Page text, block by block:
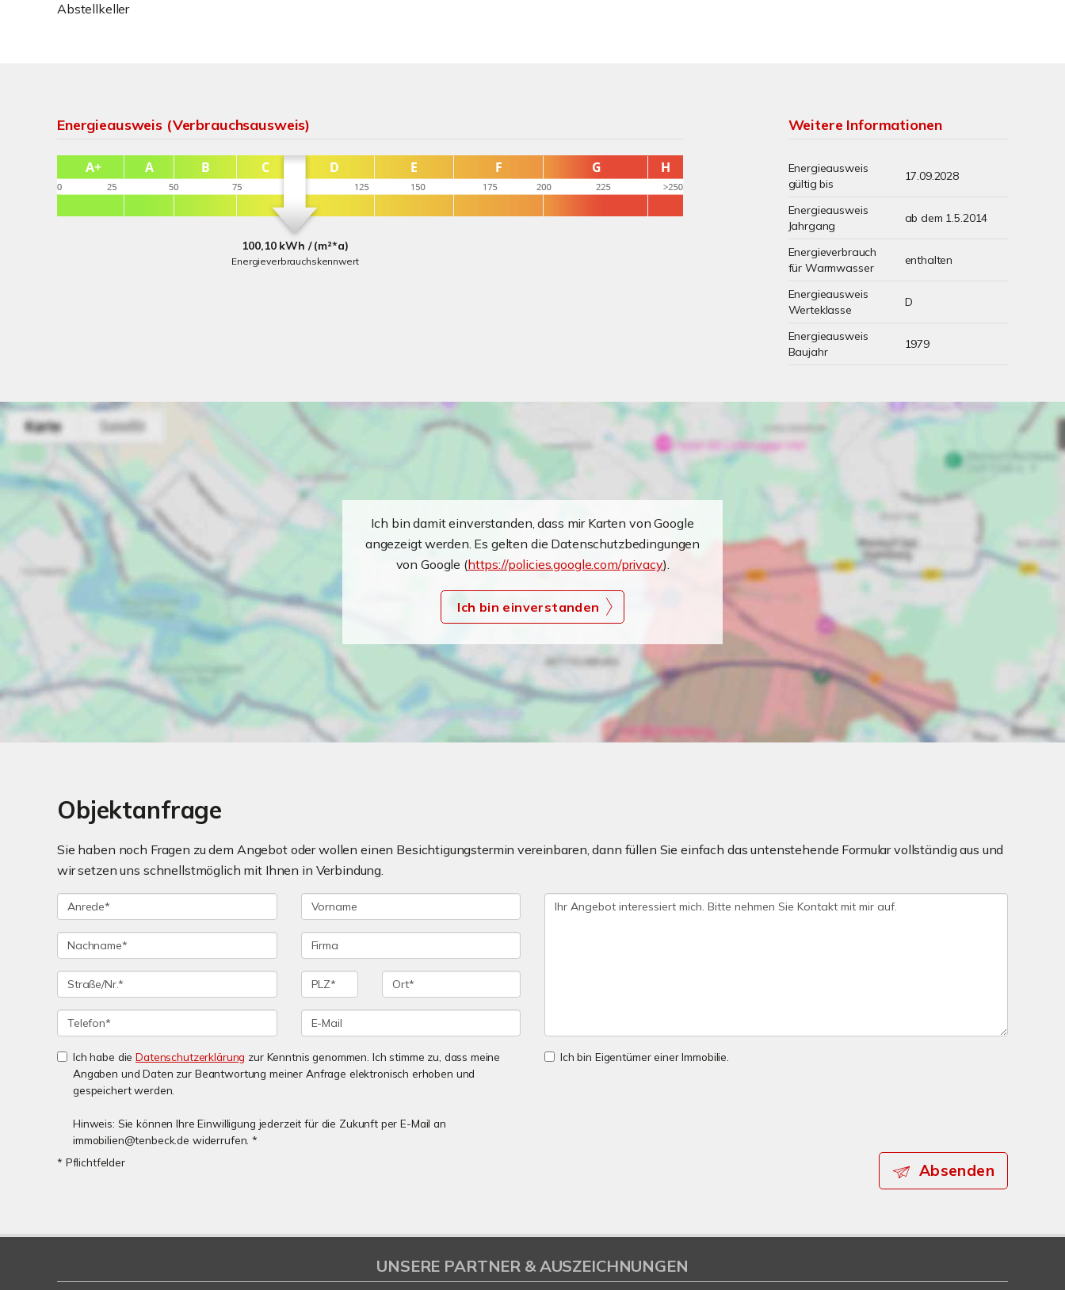
Abstellkeller
Energieausweis (Verbrauchsausweis)
100,10 kWh / (m²*a)
Energieverbrauchskennwert
Weitere Informationen
Energieausweis
gültig bis
17.09.2028
Energieausweis
Jahrgang
ab dem 1.5.2014
Energieverbrauch
für Warmwasser
enthalten
Energieausweis
Werteklasse
D
Energieausweis
Baujahr
1979
Ich bin damit einverstanden, dass mir Karten von Google
angezeigt werden. Es gelten die Datenschutzbedingungen
von Google (https://policies.google.com/privacy).
Ich bin einverstanden
Objektanfrage
Sie haben noch Fragen zu dem Angebot oder wollen einen Besichtigungstermin vereinbaren, dann füllen Sie einfach das untenstehende Formular vollständig aus und
wir setzen uns schnellstmöglich mit Ihnen in Verbindung.
Ich habe dieDatenschutzerklärung zur Kenntnis genommen. Ich stimme zu, dass meine
Angaben und Daten zur Beantwortung meiner Anfrage elektronisch erhoben und
gespeichert werden.
Hinweis: Sie können Ihre Einwilligung jederzeit für die Zukunft per E-Mail an
immobilien@tenbeck.de widerrufen. *
Ich bin Eigentümer einer Immobilie.
* Pflichtfelder Absenden
UNSERE PARTNER & AUSZEICHNUNGEN